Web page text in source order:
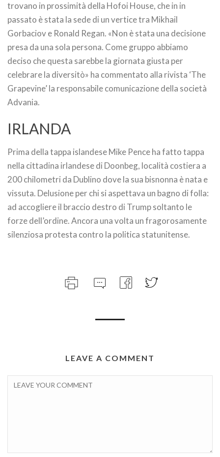
trovano in prossimità della Hofoi House, che in in
passato è stata la sede di un vertice tra Mikhail
Gorbaciov e Ronald Regan. «Non è stata una decisione
presa da una sola persona. Come gruppo abbiamo
deciso che questa sarebbe la giornata giusta per
celebrare la diversitò» ha commentato alla rivista ‘The
Grapevine’ la responsabile comunicazione della società
Advania.
IRLANDA
Prima della tappa islandese Mike Pence ha fatto tappa
nella cittadina irlandese di Doonbeg, località costiera a
200 chilometri da Dublino dove la sua bisnonna è nata e
vissuta. Delusione per chi si aspettava un bagno di folla:
ad accogliere il braccio destro di Trump soltanto le
forze dell’ordine. Ancora una volta un fragorosamente
silenziosa protesta contro la politica statunitense.
LEAVE A COMMENT